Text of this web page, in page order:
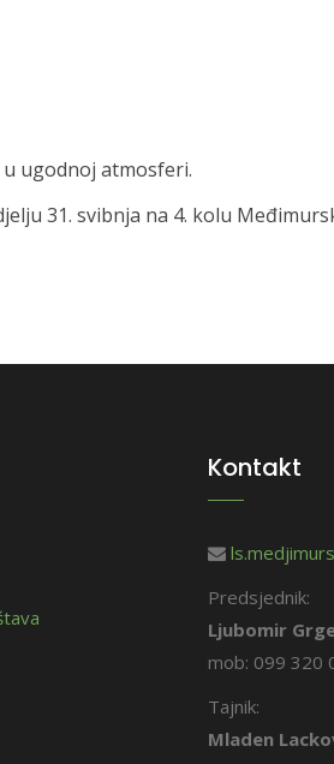
ugodnoj atmosferi.
31. svibnja na 4. kolu
Kontakt
Predsjednik:
Ljubomir
mob: 099 320
Tajnik:
Mladen